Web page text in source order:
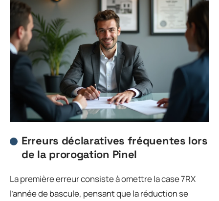
Erreurs déclaratives fréquentes lors
de la prorogation Pinel
La première erreur consiste à omettre la case 7RX
l’année de bascule, pensant que la réduction se